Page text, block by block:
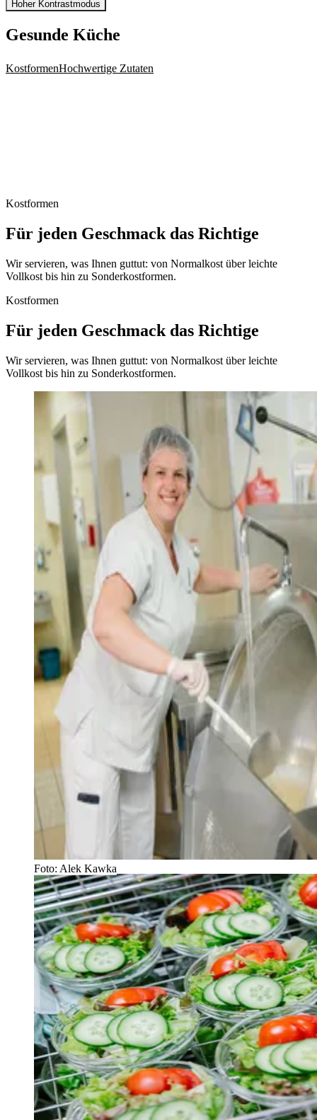
Hoher Kontrastmodus
Gesunde Küche
KostformenHochwertige Zutaten
Kostformen
Für jeden Geschmack das Richtige
Wir servieren, was Ihnen guttut: von Normalkost über leichte
Vollkost bis hin zu Sonderkostformen.
Kostformen
Für jeden Geschmack das Richtige
Wir servieren, was Ihnen guttut: von Normalkost über leichte
Vollkost bis hin zu Sonderkostformen.
Foto: Alek Kawka